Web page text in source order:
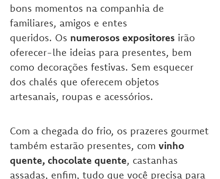
bons momentos na companhia de
familiares, amigos e entes
queridos. Os numerosos expositores irão
oferecer-lhe ideias para presentes, bem
como decorações festivas. Sem esquecer
dos chalés que oferecem objetos
artesanais, roupas e acessórios.
Com a chegada do frio, os prazeres gourmet
também estarão presentes, com vinho
quente, chocolate quente, castanhas
assadas, enfim, tudo que você precisa para